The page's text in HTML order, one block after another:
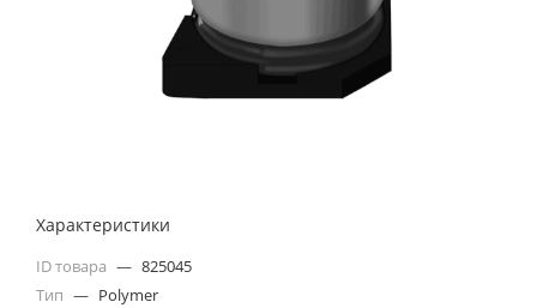
Характеристики
ID товара — 825045
Тип — Polymer